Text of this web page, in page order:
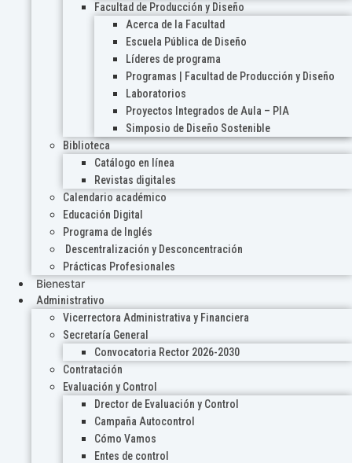
Facultad de Producción y Diseño
Acerca de la Facultad
Escuela Pública de Diseño
Líderes de programa
Programas | Facultad de Producción y Diseño
Laboratorios
Proyectos Integrados de Aula – PIA
Simposio de Diseño Sostenible
Biblioteca
Catálogo en línea
Revistas digitales
Calendario académico
Educación Digital
Programa de Inglés
Descentralización y Desconcentración
Prácticas Profesionales
Bienestar
Administrativo
Vicerrectora Administrativa y Financiera
Secretaría General
Convocatoria Rector 2026-2030
Contratación
Evaluación y Control
Drector de Evaluación y Control
Campaña Autocontrol
Cómo Vamos
Entes de control